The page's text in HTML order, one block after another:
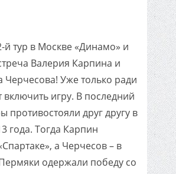
й тур в Москве «Динамо» и
Валерия Карпина и
Черчесова! Уже только ради
включить игру. В последний
противостояли друг другу в
года. Тогда Карпин
а Черчесов – в
одержали победу со